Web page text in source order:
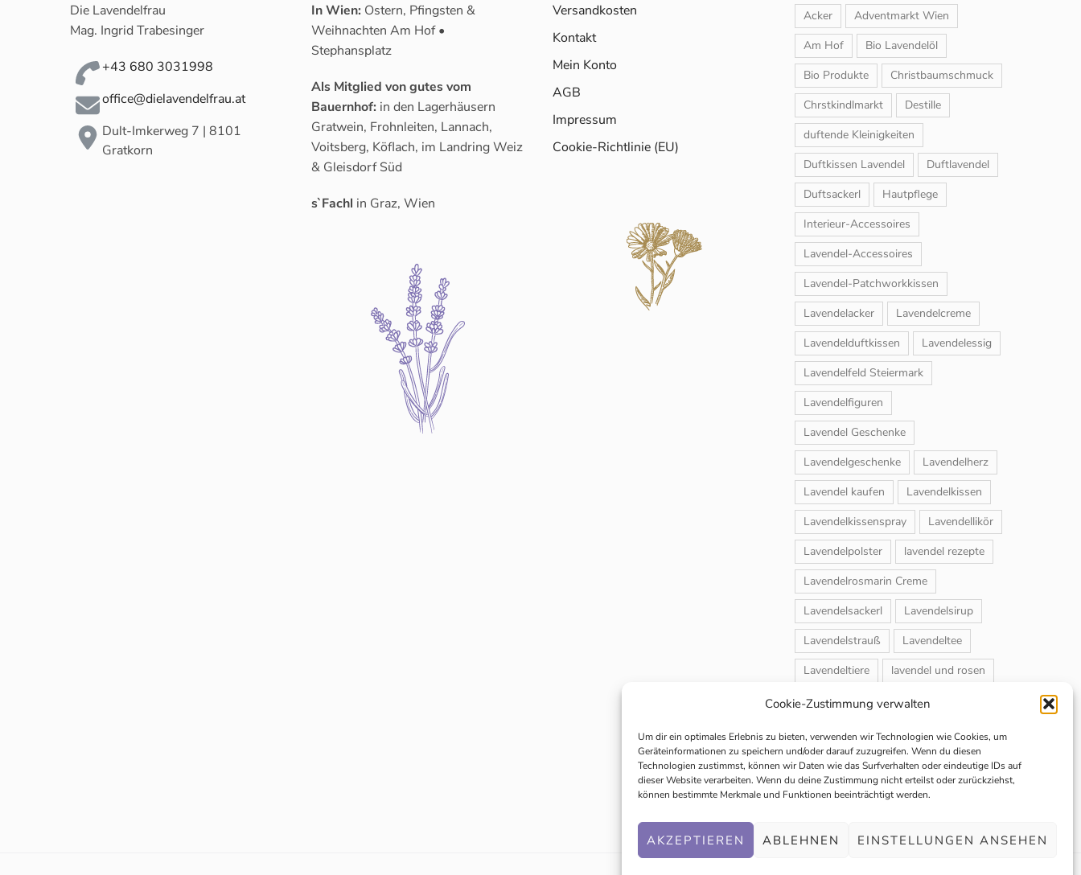
Cookie-Zustimmung verwalten
Um dir ein optimales Erlebnis zu bieten, verwenden wir Technologien wie Cookies, um
Geräteinformationen zu speichern und/oder darauf zuzugreifen. Wenn du diesen
Technologien zustimmst, können wir Daten wie das Surfverhalten oder eindeutige IDs auf
dieser Website verarbeiten. Wenn du deine Zustimmung nicht erteilst oder zurückziehst,
können bestimmte Merkmale und Funktionen beeinträchtigt werden.
AKZEPTIEREN ABLEHNEN EINSTELLUNGEN ANSEHEN
Die Lavendelfrau
Mag. Ingrid Trabesinger
+43 680 3031998
office@dielavendelfrau.at
Dult-Imkerweg 7 | 8101
Gratkorn
In Wien: Ostern, Pfingsten &
Weihnachten Am Hof •
Stephansplatz
Als Mitglied von gutes vom
Bauernhof: in den Lagerhäusern
Gratwein, Frohnleiten, Lannach,
Voitsberg, Köflach, im Landring Weiz
& Gleisdorf Süd
s`Fachl in Graz, Wien
Versandkosten
Kontakt
Mein Konto
AGB
Impressum
Cookie-Richtlinie (EU)
Acker
Adventmarkt Wien
Am Hof
Bio Lavendelöl
Bio Produkte
Christbaumschmuck
Chrstkindlmarkt
Destille
duftende Kleinigkeiten
Duftkissen Lavendel
Duftlavendel
Duftsackerl
Hautpflege
Interieur-Accessoires
Lavendel-Accessoires
Lavendel-Patchworkkissen
Lavendelacker
Lavendelcreme
Lavendelduftkissen
Lavendelessig
Lavendelfeld Steiermark
Lavendelfiguren
Lavendel Geschenke
Lavendelgeschenke
Lavendelherz
Lavendel kaufen
Lavendelkissen
Lavendelkissenspray
Lavendellikör
Lavendelpolster
lavendel rezepte
Lavendelrosmarin Creme
Lavendelsackerl
Lavendelsirup
Lavendelstrauß
Lavendeltee
Lavendeltiere
lavendel und rosen
Magnet-Duftsackerl
Naturheilmittel
Naturkosmetik
Schuhbedufter
Speiselavendel
Strauchschnitt
Weihnachtsmarkt